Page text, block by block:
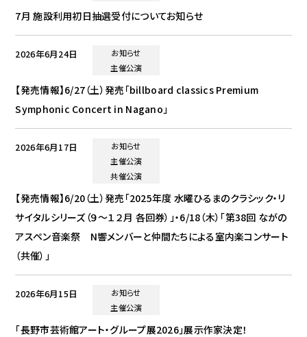
7月 施設利用初日抽選受付についてお知らせ
2026年6月24日
お知らせ
主催公演
【発売情報】6/27（土）発売「billboard classics Premium
Symphonic Concert in Nagano」
2026年6月17日
お知らせ
主催公演
共催公演
【発売情報】6/20（土）発売「2025年度 水曜ひるまのクラシック・リ
サイタルシリーズ（９～１２月 各回券）」・6/18（木）「第38回 ながの
アスペン音楽祭 N響メンバーと仲間たちによる室内楽コンサート
（共催）」
2026年6月15日
お知らせ
主催公演
「長野市芸術館アート・グループ展2026」展示作家決定！